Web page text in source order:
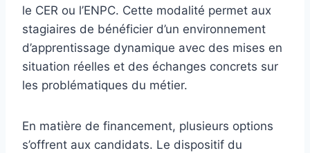
le CER ou l’ENPC. Cette modalité permet aux
stagiaires de bénéficier d’un environnement
d’apprentissage dynamique avec des mises en
situation réelles et des échanges concrets sur
les problématiques du métier.
En matière de financement, plusieurs options
s’offrent aux candidats. Le dispositif du